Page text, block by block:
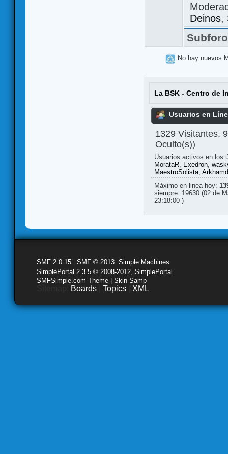
Deinos,
No hay nuevos
La BSK - Centro de
Usuarios en
1329 Visitantes,
Oculto(s))
Usuarios activos en los
MorataR, Exedron,
MaestroSolista,
Máximo en linea hoy:
siempre: 19630 (02 de
23:18:00 )
SMF 2.0.15 SMF © 2013 Simple Machines
SimplePortal 2.3.5 © 2008-2012, SimplePortal
SMFSimple.com Theme | Skin Samp
Boards Topics XML